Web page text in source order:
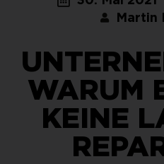
Martin
WARUM
KEINE